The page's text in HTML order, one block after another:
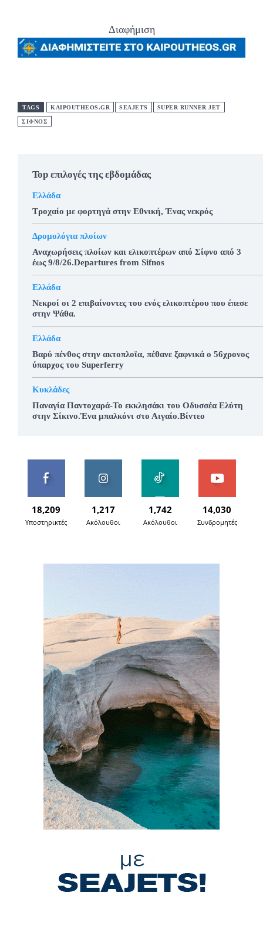
Διαφήμιση
TAGS KAIPOUTHEOS.GR SEAJETS SUPER RUNNER JET
ΣΊΦΝΟΣ
Top επιλογές της εβδομάδας
Ελλάδα
Τροχαίο με φορτηγά στην Εθνική, Ένας νεκρός
Δρομολόγια πλοίων
Αναχωρήσεις πλοίων και ελικοπτέρων από Σίφνο από 3
έως 9/8/26.Departures from Sifnos
Ελλάδα
Νεκροί οι 2 επιβαίνοντες του ενός ελικοπτέρου που έπεσε
στην Ψάθα.
Ελλάδα
Βαρύ πένθος στην ακτοπλοϊα, πέθανε ξαφνικά ο 56χρονος
ύπαρχος του Superferry
Κυκλάδες
Παναγία Παντοχαρά-Το εκκλησάκι του Οδυσσέα Ελύτη
στην Σίκινο.Ένα μπαλκόνι στο Αιγαίο.Βίντεο
18,209
Υποστηρικτές
1,217
Ακόλουθοι
1,742
Ακόλουθοι
14,030
Συνδρομητές